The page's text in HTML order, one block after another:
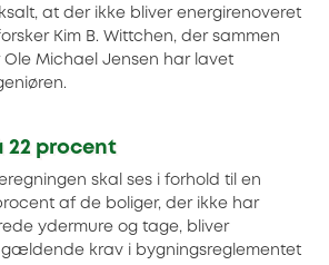
at der ikke bliver energirenoveret
Kim B. Wittchen, der sammen
Ole Michael Jensen har lavet
22 procent
skal ses i forhold til en
af de boliger, der ikke har
ydermure og tage, bliver
krav i bygningsreglementet